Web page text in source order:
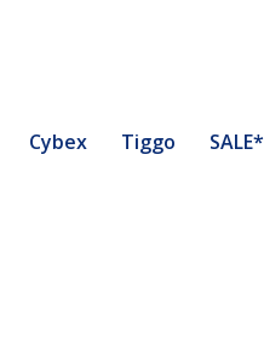
Cybex Tiggo SALE*